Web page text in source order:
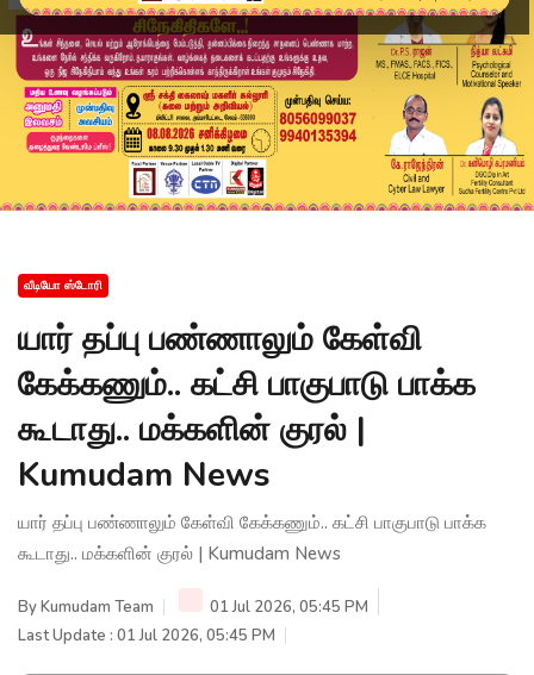
வீடியோ ஸ்டோரி
யார் தப்பு பண்ணாலும் கேள்வி
கேக்கணும்.. கட்சி பாகுபாடு பாக்க
கூடாது.. மக்களின் குரல் |
Kumudam News
யார் தப்பு பண்ணாலும் கேள்வி கேக்கணும்.. கட்சி பாகுபாடு பாக்க
கூடாது.. மக்களின் குரல் | Kumudam News
ByKumudam Team
01 Jul 2026, 05:45 PM
Last Update : 01 Jul 2026, 05:45 PM